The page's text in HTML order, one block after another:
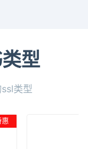
型
类型